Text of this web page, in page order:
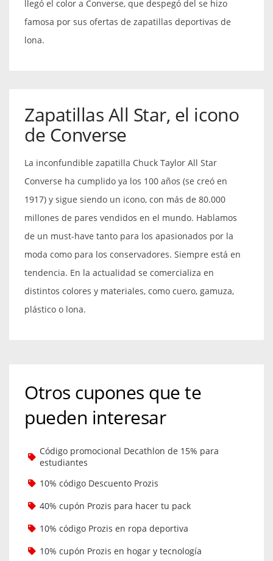
llegó el color a Converse, que despegó del se hizo
famosa por sus ofertas de zapatillas deportivas de
lona.
Zapatillas All Star, el icono
de Converse
La inconfundible zapatilla Chuck Taylor All Star
Converse ha cumplido ya los 100 años (se creó en
1917) y sigue siendo un icono, con más de 80.000
millones de pares vendidos en el mundo. Hablamos
de un must-have tanto para los apasionados por la
moda como para los conservadores. Siempre está en
tendencia. En la actualidad se comercializa en
distintos colores y materiales, como cuero, gamuza,
plástico o lona.
Otros cupones que te
pueden interesar
Código promocional Decathlon de 15% para
estudiantes
10% código Descuento Prozis
40% cupón Prozis para hacer tu pack
10% código Prozis en ropa deportiva
10% cupón Prozis en hogar y tecnología